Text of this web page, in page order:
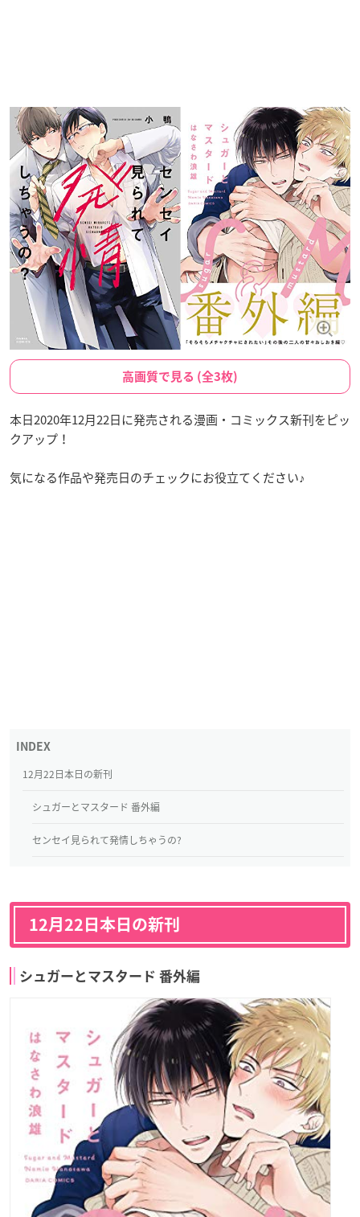
高画質で見る (全3枚)
本日2020年12月22日に発売される漫画・コミックス新刊をピッ
クアップ！
気になる作品や発売日のチェックにお役立てください♪
12月22日本日の新刊
シュガーとマスタード 番外編
センセイ見られて発情しちゃうの?
12月22日本日の新刊
シュガーとマスタード 番外編